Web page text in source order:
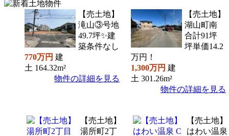
【売土地】
滝山③号地
49.7坪✨建
築条件なし
770万円 建
土 164.32m²
物件の詳細を見る
【売土地】
湖山町南
合計91坪
坪単価14.2
万円！
1,300万円 建
土 301.26m²
物件の詳細を見る
【売土地】
湯所町2丁
【売土地】
はわい温泉